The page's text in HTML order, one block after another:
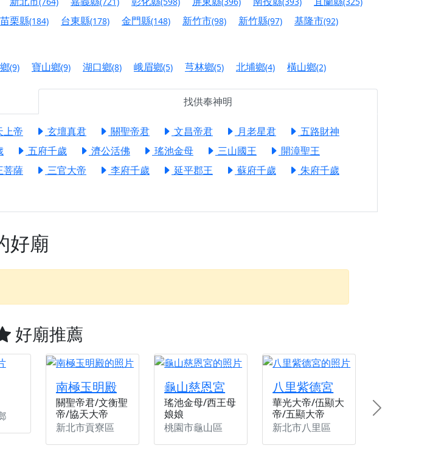
聖誕暨中元普渡大法會，誠邀十方善信大德，一同回到母娘慈悲座前，祈福納祥、慎
這場法會不只是超薦與普渡，更是一份對祖先的感恩、對親人的思念，也是為家人祈
摯歡迎十方善信大德隨喜贊普，為祖先親眷祈求安息，也為自身與家人累積福德、種
，省時省力又積福！「玉皇大帝 大天尊」 親自坐鎮主法！幫你累積的功德福報自然
邀請十方善信大德，一同回到北投土地公埔，祈願闔家平安、地方祥和、福運綿長。
邀請十方善信大德蒞臨參香祝壽，同沐母娘慈光，共祈平安吉祥
，正是讓我們用善念與功德，迴向冥陽兩利、闔家平安的殊勝因緣。
，邀請大小朋友一起留下珍貴的家庭回憶
杯茶，一份心意；一句感謝，一生難忘。
儀，吉祥月不只有普渡祈福，也有一份感謝守護的虔誠心意
，誠摯邀請十方善信大德攜家帶眷前來參香，共同向七娘媽祝壽祈福
祈求虎爺神威護持，庇佑闔家平安、財運亨通、事業順遂、百邪退散。
讓我們協助您的廟宇推廣。
的信仰
苗栗縣(184) 台東縣(178) 金門縣(148) 新竹市(98) 新竹縣(97) 基隆市(92)
(9) 寶山鄉(9) 湖口鄉(8) 峨眉鄉(5) 芎林鄉(5) 北埔鄉(4) 橫山鄉(2)
找供奉神明
上帝 玄壇真君 關聖帝君 文昌帝君 月老星君
五路財神
五府千歲 濟公活佛 瑤池金母 三山國王
開漳聖王
菩薩 三官大帝 李府千歲 延平郡王 蘇府千歲
朱府千歲
好廟
好廟推薦
南極玉明殿
關聖帝君/文衡聖
帝/協天大帝
新北市貢寮區
龜山慈恩宮
瑤池金母/西王母
娘娘
桃園市龜山區
八里紫德宮
華光大帝/伍顯大
帝/五顯大帝
新北市八里區
Next